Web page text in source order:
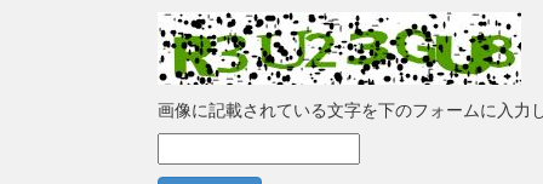
画像に記載されている文字を下のフォームに入力